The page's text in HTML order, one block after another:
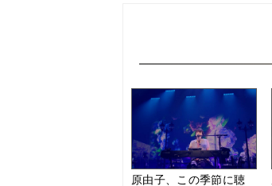
原由子、この季節に聴